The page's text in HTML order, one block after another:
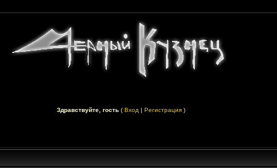
Здравствуйте, гость (Вход |Регистрация )